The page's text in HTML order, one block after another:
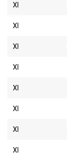
XI
XI
XI
XI
XI
XI
XI
XI